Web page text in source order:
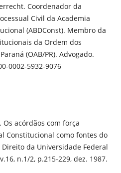
Coordenador da
Civil da Academia
(ABDConst). Membro da
da Ordem dos
(OAB/PR). Advogado.
0002-5932-9076
Os acórdãos com força
Constitucional como fontes do
da Universidade Federal
n.1/2, p.215-229, dez. 1987.